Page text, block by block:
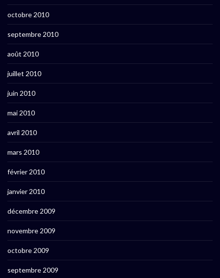
octobre 2010
septembre 2010
août 2010
juillet 2010
juin 2010
mai 2010
avril 2010
mars 2010
février 2010
janvier 2010
décembre 2009
novembre 2009
octobre 2009
septembre 2009